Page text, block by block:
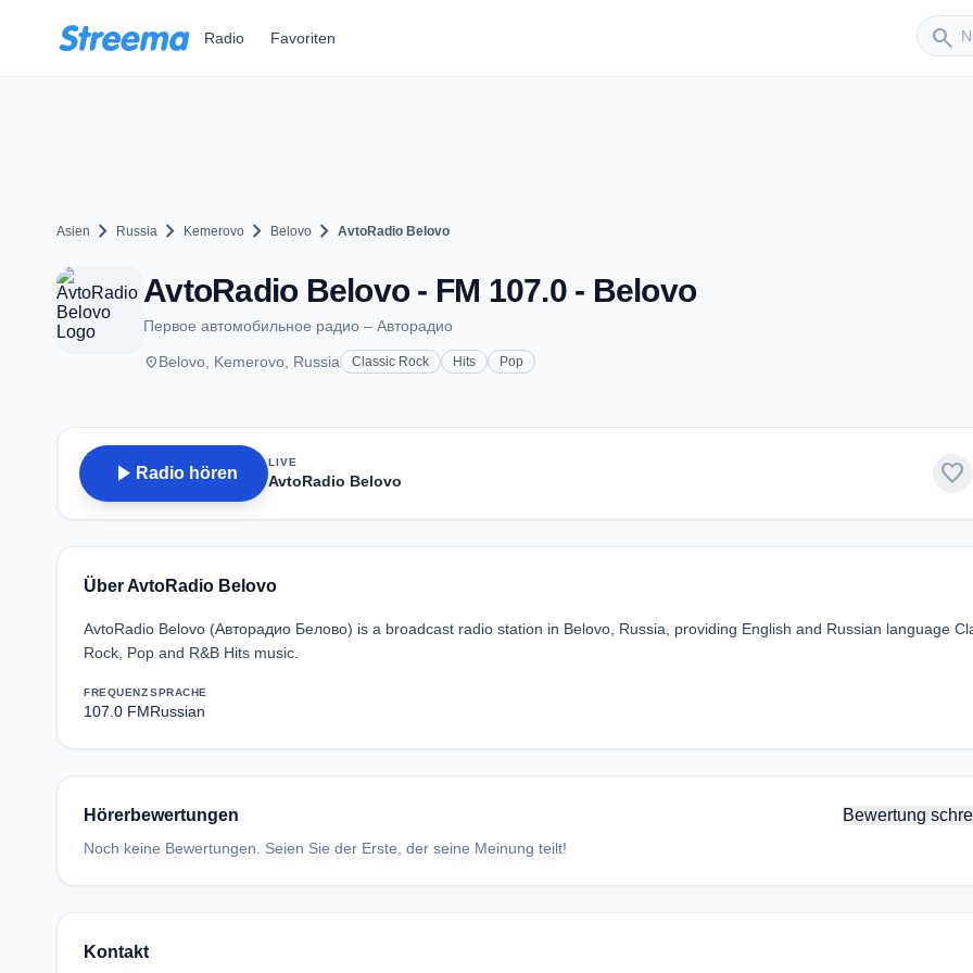
Radio Favoriten search
Sender
Asien chevron_right Russia chevron_right Kemerovo chevron_right Belovo chevron_right AvtoRadio Belovo
AvtoRadio Belovo - FM 107.0 - Belovo
Первое автомобильное радио – Авторадио
placeBelovo, Kemerovo, Russia Classic Rock Hits Pop
play_arrow Radio hören
LIVE
AvtoRadio Belovo favorite
Über AvtoRadio Belovo
AvtoRadio Belovo (Авторадио Белово) is a broadcast radio station in Belovo, Russia, providing English and Russian language
Rock, Pop and R&B Hits music.
FREQUENZ
107.0 FM
SPRACHE
Russian
Hörerbewertungen Bewertung
Noch keine Bewertungen. Seien Sie der Erste, der seine Meinung teilt!
Kontakt